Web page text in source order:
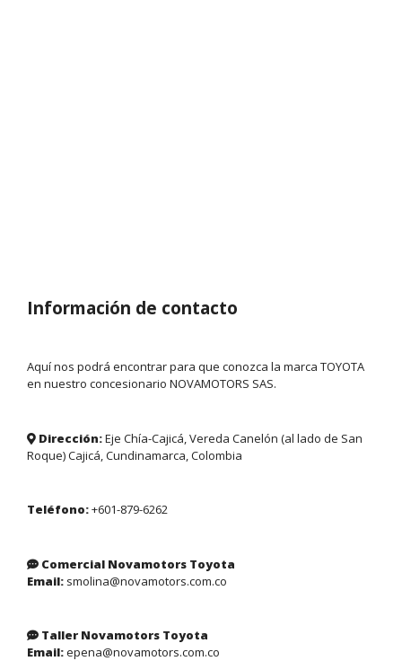
Información de contacto
Aquí nos podrá encontrar para que conozca la marca TOYOTA
en nuestro concesionario NOVAMOTORS SAS.
Dirección:Eje Chía-Cajicá, Vereda Canelón (al lado de San
Roque) Cajicá, Cundinamarca, Colombia
Teléfono:+601-879-6262
Comercial Novamotors Toyota
Email: smolina@novamotors.com.co
Taller Novamotors Toyota
Email:epena@novamotors.com.co